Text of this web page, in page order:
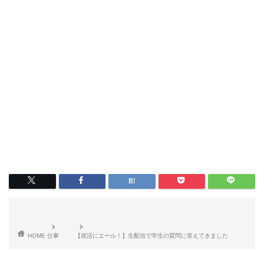
HOME 仕事 【就活にエール！】生配信で学生の質問に答えてきました